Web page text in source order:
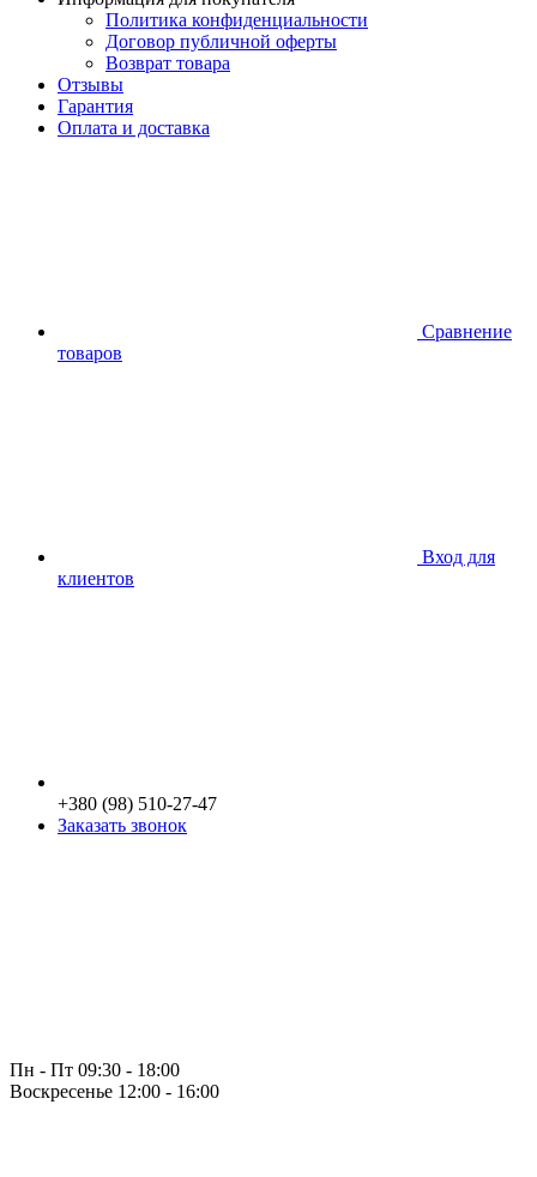
Политика конфиденциальности
Договор публичной оферты
Возврат товара
Отзывы
Гарантия
Оплата и доставка
Сравнение
товаров
Вход для
клиентов
+380 (98) 510-27-47
Заказать звонок
Пн - Пт 09:30 - 18:00
Воскресенье 12:00 - 16:00